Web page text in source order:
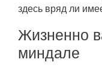
здесь вряд ли
Жизненно
миндале